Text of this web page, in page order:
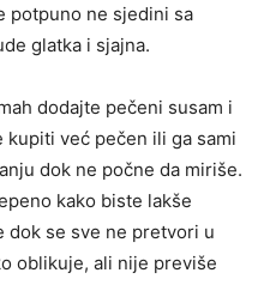
potpuno ne sjedini sa
glatka i sjajna.
dodajte pečeni susam i
kupiti već pečen ili ga sami
dok ne počne da miriše.
kako biste lakše
dok se sve ne pretvori u
oblikuje, ali nije previše